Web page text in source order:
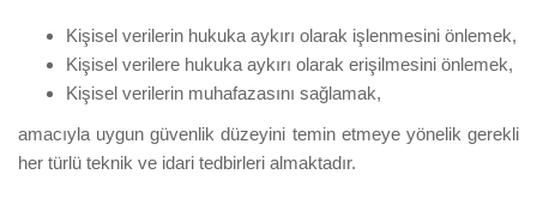
Kişisel verilerin hukuka aykırı olarak işlenmesini önlemek,
Kişisel verilere hukuka aykırı olarak erişilmesini önlemek,
Kişisel verilerin muhafazasını sağlamak,
amacıyla uygun güvenlik düzeyini temin etmeye yönelik gerekli
her türlü teknik ve idari tedbirleri almaktadır.